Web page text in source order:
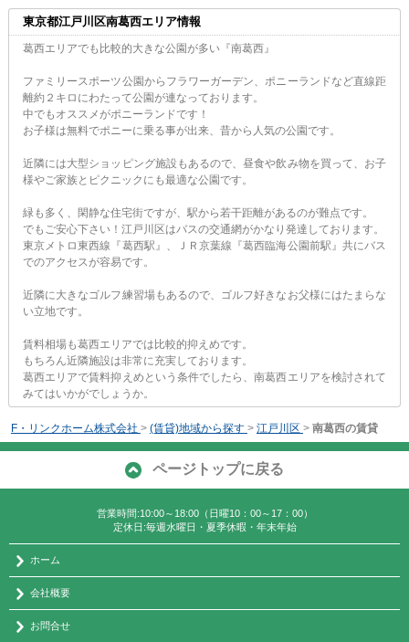
東京都江戸川区南葛西エリア情報
葛西エリアでも比較的大きな公園が多い『南葛西』
ファミリースポーツ公園からフラワーガーデン、ポニーランドなど直線距
離約２キロにわたって公園が連なっております。
中でもオススメがポニーランドです！
お子様は無料でポニーに乗る事が出来、昔から人気の公園です。
近隣には大型ショッピング施設もあるので、昼食や飲み物を買って、お子
様やご家族とピクニックにも最適な公園です。
緑も多く、閑静な住宅街ですが、駅から若干距離があるのが難点です。
でもご安心下さい！江戸川区はバスの交通網がかなり発達しております。
東京メトロ東西線『葛西駅』、ＪＲ京葉線『葛西臨海公園前駅』共にバス
でのアクセスが容易です。
近隣に大きなゴルフ練習場もあるので、ゴルフ好きなお父様にはたまらな
い立地です。
賃料相場も葛西エリアでは比較的抑えめです。
もちろん近隣施設は非常に充実しております。
葛西エリアで賃料抑えめという条件でしたら、南葛西エリアを検討されて
みてはいかがでしょうか。
F・リンクホーム株式会社 > (賃貸)地域から探す > 江戸川区 > 南葛西の賃貸
ページトップに戻る
営業時間:10:00～18:00（日曜10：00～17：00）
定休日:毎週水曜日・夏季休暇・年末年始
ホーム
会社概要
お問合せ